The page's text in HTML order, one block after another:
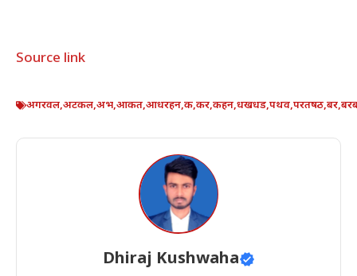
Source link
अगरवल,अटकल,अभ,आकत,आधरहन,क,कर,कहन,धखधड,पथव,परतषठ,बर,
Dhiraj Kushwaha